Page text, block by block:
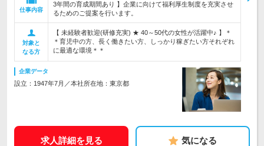
仕事内容
3年間の育成期間あり 】企業に向けて福利厚生制度を充実させ
るためのご提案を行います。
対象と
なる方
【 未経験者歓迎(研修充実) ★ 40～50代の女性が活躍中♪ 】＊
＊育児中の方、長く働きたい方、しっかり稼ぎたい方それぞれ
に最適な環境＊＊
企業データ
設立：1947年7月／本社所在地：東京都
求人詳細を見る 気になる